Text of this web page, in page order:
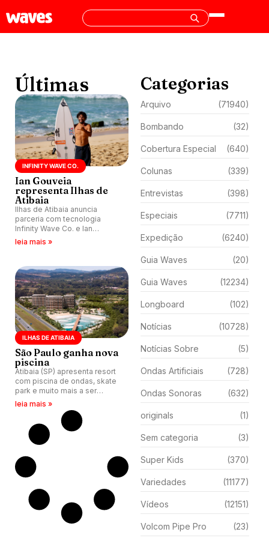
Últimas
INFINITY WAVE CO.
Ian Gouveia
representa Ilhas de
Atibaia
Ilhas de Atibaia anuncia
parceria com tecnologia
Infinity Wave Co. e Ian
Gouveia como embaixador da
leia mais »
ILHAS DE ATIBAIA
São Paulo ganha nova
piscina
Atibaia (SP) apresenta resort
com piscina de ondas, skate
park e muito mais a ser
inaugurado em 2027.
leia mais »
Categorias
Arquivo (71940)
Bombando (32)
Cobertura Especial (640)
Colunas (339)
Entrevistas (398)
Especiais (7711)
Expedição (6240)
Guia Waves (20)
Guia Waves (12234)
Longboard (102)
Notícias (10728)
Notícias Sobre (5)
Ondas Artificiais (728)
Ondas Sonoras (632)
originals (1)
Sem categoria (3)
Super Kids (370)
Variedades (11177)
Vídeos (12151)
Volcom Pipe Pro (23)